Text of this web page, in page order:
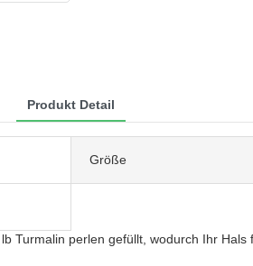
Produkt Detail
Größe
Turmalin perlen gefüllt, wodurch Ihr